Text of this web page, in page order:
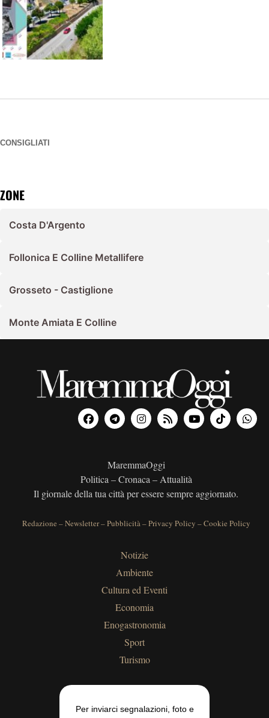
CONSIGLIATI
ZONE
Costa D'Argento
Follonica E Colline Metallifere
Grosseto - Castiglione
Monte Amiata E Colline
MaremmaOggi
Politica – Cronaca – Attualità
Il giornale della tua città per essere sempre aggiornato.
Redazione –Newsletter–Pubblicità–Privacy Policy –Cookie Policy
Notizie
Ambiente
Cultura ed Eventi
Economia
Enogastronomia
Sport
Turismo
Per inviarci segnalazioni, foto e